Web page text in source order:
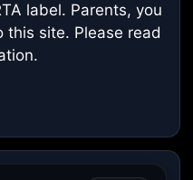
label. Parents, you
this site. Please read